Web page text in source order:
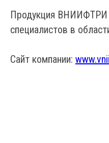
Продукция ВНИИФТРИ
специалистов в
Сайт компании: